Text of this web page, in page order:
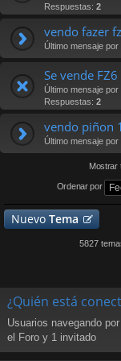
Respuestas: 2
vendo fazer
Último mensaje por
Se vende FZ6
Último mensaje por
Respuestas: 2
vendo piñon
Último mensaje por
Mostrar
Ordenar por
Nuevo Tema
5827
¿Quién está
Usuarios navegando
el Foro y 1 invitado